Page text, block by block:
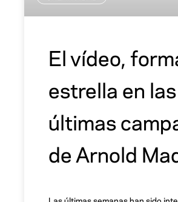
El vídeo,
estrella en las
últimas
de Arnold